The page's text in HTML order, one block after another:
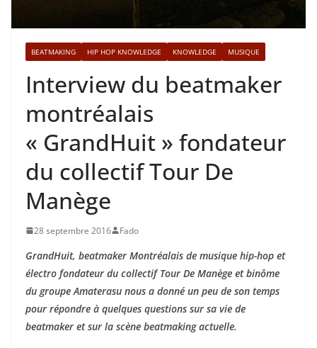
BEATMAKING HIP HOP KNOWLEDGE KNOWLEDGE MUSIQUE
Interview du beatmaker
montréalais
« GrandHuit » fondateur
du collectif Tour De
Manège
28 septembre 2016 Fado
GrandHuit, beatmaker Montréalais de musique hip-hop et
électro fondateur du collectif Tour De Manège et binôme
du groupe Amaterasu nous a donné un peu de son temps
pour répondre à quelques questions sur sa vie de
beatmaker et sur la scène beatmaking actuelle.